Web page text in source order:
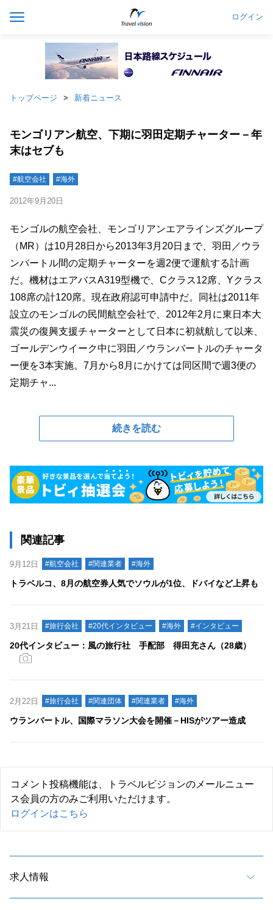
ログイン
トップページ 新着ニュース
モンゴリアン航空、下期に羽田定期チャーター－年
末はセブも
#航空会社 #海外
2012年9月20日
モンゴルの航空会社、モンゴリアンエアラインズグループ
（MR）は10月28日から2013年3月20日まで、羽田／ウラ
ンバートル間の定期チャーターを週2便で運航する計画
だ。機材はエアバスA319型機で、Cクラス12席、Yクラス
108席の計120席。現在政府認可申請中だ。同社は2011年
設立のモンゴルの民間航空会社で、2012年2月に東日本大
震災の復興支援チャーターとして日本に初就航して以来、
ゴールデンウイーク中に羽田／ウランバートルのチャータ
ー便を3本実施。7月から8月にかけては同区間で週3便の
定期チャ...
続きを読む
関連記事
9月12日 #航空会社 #関連業者 #海外
トラベルコ、8月の航空券人気でソウルが1位、ドバイなど上昇も
3月21日 #旅行会社 #20代インタビュー #海外 #インタビュー
20代インタビュー：風の旅行社 手配部 得田充さん（28歳）
2月22日 #旅行会社 #関連団体 #関連業者 #海外
ウランバートル、国際マラソン大会を開催－HISがツアー造成
コメント投稿機能は、トラベルビジョンのメールニュー
ス会員の方のみご利用いただけます。
ログインはこちら
求人情報